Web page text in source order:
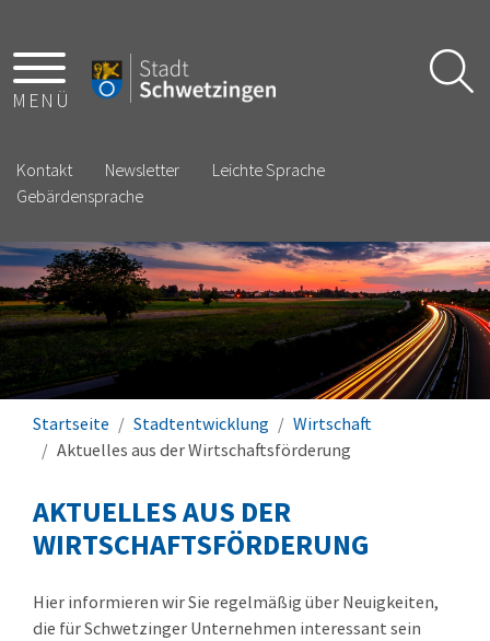
MENÜ
Kontakt Newsletter
Leichte Sprache
Gebärdensprache
Startseite Stadtentwicklung
Wirtschaft
Aktuelles aus der Wirtschaftsförderung
AKTUELLES AUS DER
WIRTSCHAFTSFÖRDERUNG
Hier informieren wir Sie regelmäßig über Neuigkeiten,
die für Schwetzinger Unternehmen interessant sein